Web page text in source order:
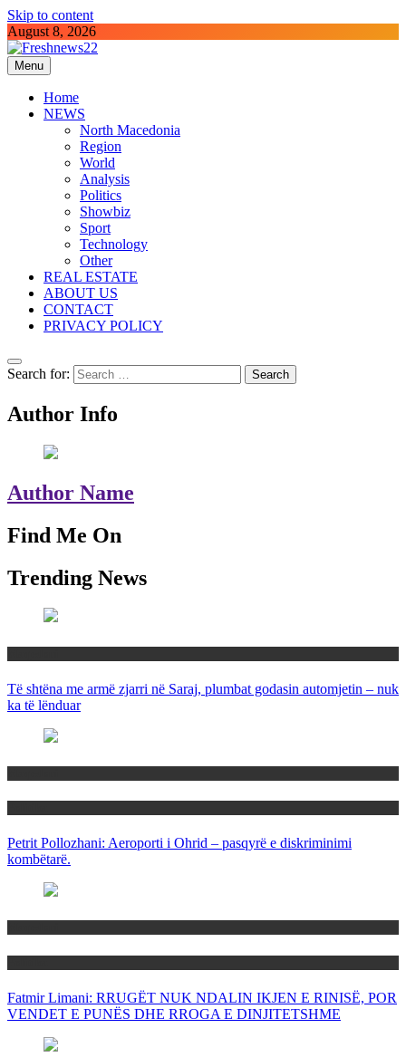
Skip to content
August 8, 2026
Freshnews22
Best News Website in North Macedonia
Menu
Home
NEWS
North Macedonia
Region
World
Analysis
Politics
Showbiz
Sport
Technology
Other
REAL ESTATE
ABOUT US
CONTACT
PRIVACY POLICY
Search for:
Author Info
Author Name
Find Me On
Trending News
Të shtëna me armë zjarri në Saraj, plumbat godasin automjetin – nuk
ka të lënduar
Petrit Pollozhani: Aeroporti i Ohrid – pasqyrë e diskriminimi
kombëtarë.
Fatmir Limani: RRUGËT NUK NDALIN IKJEN E RINISË, POR
VENDET E PUNËS DHE RROGA E DINJITETSHME